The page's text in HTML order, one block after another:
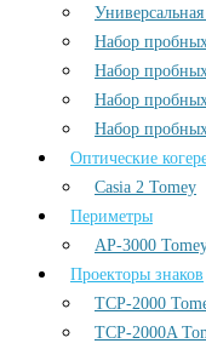
Набор
Набор
Набор
Набор
Оптические
Casia 2 Tomey
Периметры
AP-3000
Проекторы знаков
TCP-2000
TCP-2000A